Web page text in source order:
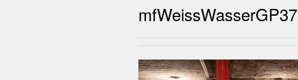
mfWeissWasserGP37